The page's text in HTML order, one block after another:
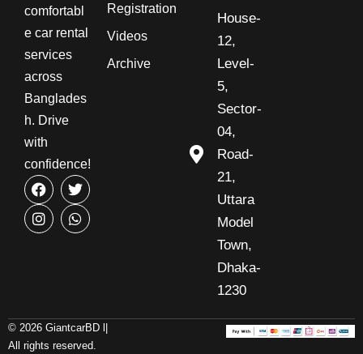
comfortabl
e car rental
services
across
Banglades
h. Drive
with
confidence!
Registration
Videos
Archive
House-
12,
Level-
5,
Sector-
04,
Road-
21,
Uttara
Model
Town,
Dhaka-
1230
© 2026 GiantcarBD l|
All rights reserved.